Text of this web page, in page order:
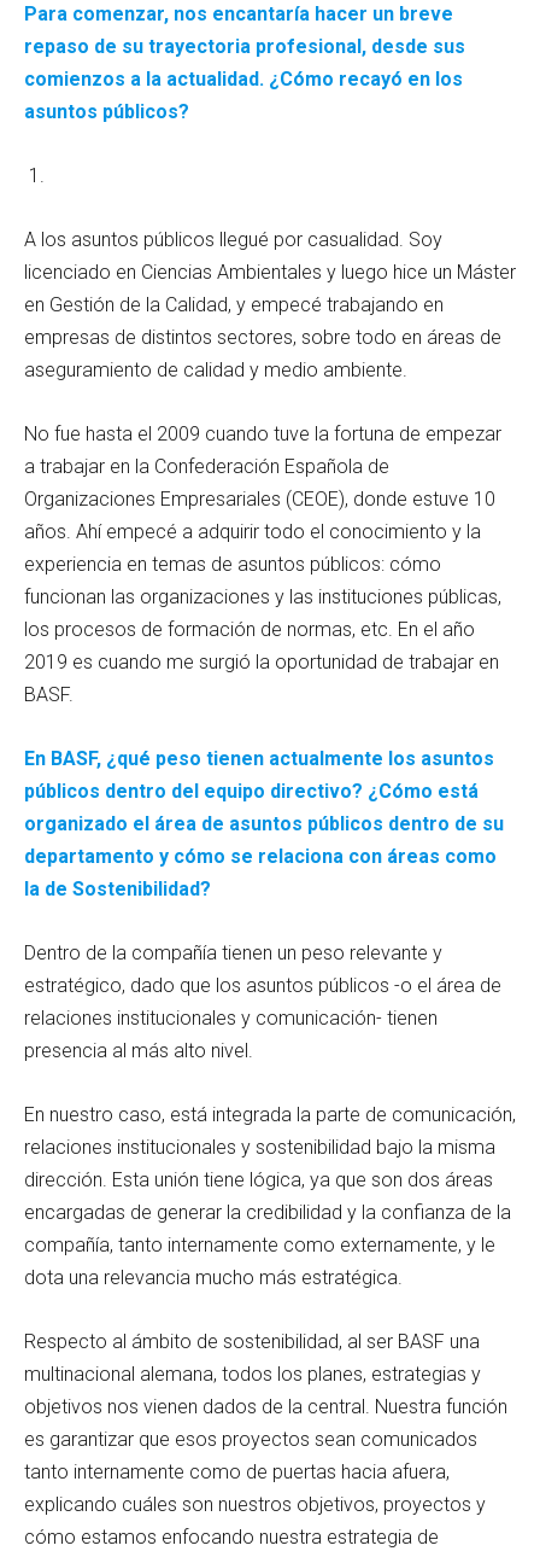
Para comenzar, nos encantaría hacer un breve
repaso de su trayectoria profesional, desde sus
comienzos a la actualidad. ¿Cómo recayó en los
asuntos públicos?
A los asuntos públicos llegué por casualidad. Soy
licenciado en Ciencias Ambientales y luego hice un Máster
en Gestión de la Calidad, y empecé trabajando en
empresas de distintos sectores, sobre todo en áreas de
aseguramiento de calidad y medio ambiente.
No fue hasta el 2009 cuando tuve la fortuna de empezar
a trabajar en la Confederación Española de
Organizaciones Empresariales (CEOE), donde estuve 10
años. Ahí empecé a adquirir todo el conocimiento y la
experiencia en temas de asuntos públicos: cómo
funcionan las organizaciones y las instituciones públicas,
los procesos de formación de normas, etc. En el año
2019 es cuando me surgió la oportunidad de trabajar en
BASF.
En BASF, ¿qué peso tienen actualmente los asuntos
públicos dentro del equipo directivo? ¿Cómo está
organizado el área de asuntos públicos dentro de su
departamento y cómo se relaciona con áreas como
la de Sostenibilidad?
Dentro de la compañía tienen un peso relevante y
estratégico, dado que los asuntos públicos -o el área de
relaciones institucionales y comunicación- tienen
presencia al más alto nivel.
En nuestro caso, está integrada la parte de comunicación,
relaciones institucionales y sostenibilidad bajo la misma
dirección. Esta unión tiene lógica, ya que son dos áreas
encargadas de generar la credibilidad y la confianza de la
compañía, tanto internamente como externamente, y le
dota una relevancia mucho más estratégica.
Respecto al ámbito de sostenibilidad, al ser BASF una
multinacional alemana, todos los planes, estrategias y
objetivos nos vienen dados de la central. Nuestra función
es garantizar que esos proyectos sean comunicados
tanto internamente como de puertas hacia afuera,
explicando cuáles son nuestros objetivos, proyectos y
cómo estamos enfocando nuestra estrategia de